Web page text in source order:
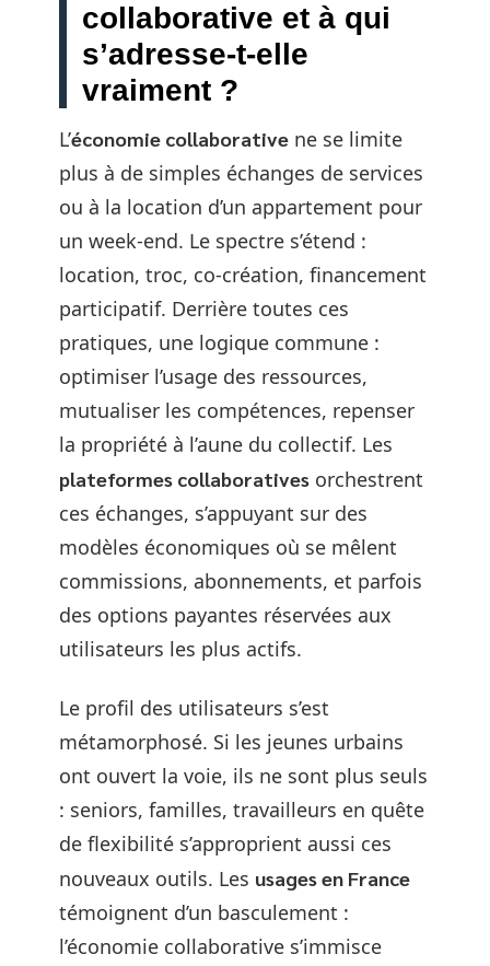
collaborative et à qui
s’adresse-t-elle
vraiment ?
L’économie collaborative ne se limite
plus à de simples échanges de services
ou à la location d’un appartement pour
un week-end. Le spectre s’étend :
location, troc, co-création, financement
participatif. Derrière toutes ces
pratiques, une logique commune :
optimiser l’usage des ressources,
mutualiser les compétences, repenser
la propriété à l’aune du collectif. Les
plateformes collaboratives orchestrent
ces échanges, s’appuyant sur des
modèles économiques où se mêlent
commissions, abonnements, et parfois
des options payantes réservées aux
utilisateurs les plus actifs.
Le profil des utilisateurs s’est
métamorphosé. Si les jeunes urbains
ont ouvert la voie, ils ne sont plus seuls
: seniors, familles, travailleurs en quête
de flexibilité s’approprient aussi ces
nouveaux outils. Les usages en France
témoignent d’un basculement :
l’économie collaborative s’immisce